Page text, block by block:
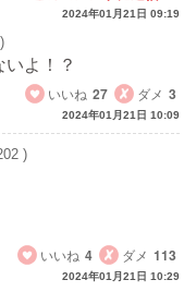
2024年01月21日 09:19
よ！？
いいね 27 ダメ 3
2024年01月21日 10:09
)
いいね 4 ダメ 113
2024年01月21日 10:29